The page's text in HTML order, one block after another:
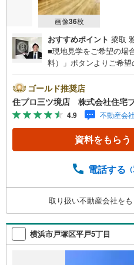
画像36枚
おすすめポイント 梁取
■現地見学をご希望の場
料）」ボタンよりご希
谷区・旭区・大和市に強
谷区・旭区・大和市の不
情報や当社限定の物件情
せ下さい!! -------------- 弊社独自の住宅ローン提案システム
弊社ではファイナンシ
金アドバイス】【ファ
年時の住宅ローン残高
ス】これから多くなる
る【住宅ローン返済】
用負担】住宅探しの【
確にしていきませんか？
ゴールド推奨店
住プロ三ツ境店 株式会社住宅
4.9 不動産会
資料をもらう
電話する
取り扱い不動産会社を
横浜市戸塚区平戸5丁目